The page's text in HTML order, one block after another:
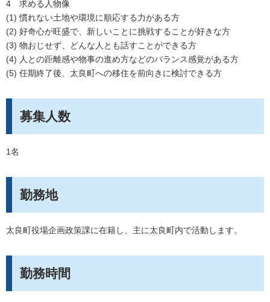
4 求める人物像
(1) 慣れない土地や環境に順応する力がある方
(2) 好奇心が旺盛で、新しいことに挑戦することが好きな方
(3) 物おじせず、どんな人とも話すことができる方
(4) 人との距離感や物事の進め方などのバランス感覚がある方
(5) 任期終了後、太良町への移住を前向きに検討できる方
募集人数
1名
勤務地
太良町役場企画政策課に在籍し、主に太良町内で活動します。
勤務時間